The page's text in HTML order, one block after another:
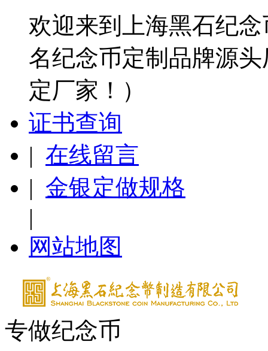
欢迎来到上海黑石纪
名纪念币定制品牌源
定厂家！）
证书查询
| 在线留言
| 金银定做规格
|
网站地图
专做纪念币